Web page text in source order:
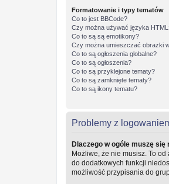
Formatowanie i typy tematów
Co to jest BBCode?
Czy można używać języka
Co to są są emotikony?
Czy można umieszczać obrazki
Co to są ogłoszenia globalne?
Co to są ogłoszenia?
Co to są przyklejone tematy?
Co to są zamknięte tematy?
Co to są ikony tematu?
Problemy z
Dlaczego w ogóle muszę się
Możliwe, że nie musisz. To
do dodatkowych funkcji
możliwość przypisania do